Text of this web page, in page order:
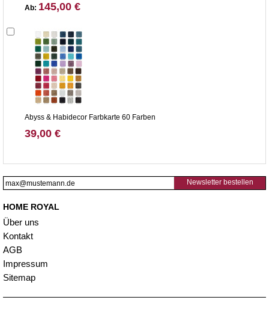
Ab: 145,00 €
Abyss & Habidecor Farbkarte 60 Farben
39,00 €
Newsletter bestellen
HOME ROYAL
Über uns
Kontakt
AGB
Impressum
Sitemap